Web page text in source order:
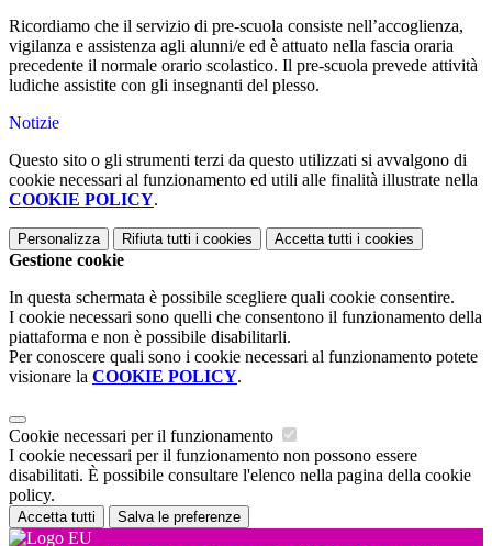
Ricordiamo che il servizio di pre-scuola consiste nell’accoglienza,
vigilanza e assistenza agli alunni/e ed è attuato nella fascia oraria
precedente il normale orario scolastico. Il pre-scuola prevede attività
ludiche assistite con gli insegnanti del plesso.
Notizie
Questo sito o gli strumenti terzi da questo utilizzati si avvalgono di
cookie necessari al funzionamento ed utili alle finalità illustrate nella
COOKIE POLICY.
Personalizza Rifiuta tutti i cookies Accetta tutti i cookies
Gestione cookie
In questa schermata è possibile scegliere quali cookie consentire.
I cookie necessari sono quelli che consentono il funzionamento della
piattaforma e non è possibile disabilitarli.
Per conoscere quali sono i cookie necessari al funzionamento potete
visionare la COOKIE POLICY.
Cookie necessari per il funzionamento
I cookie necessari per il funzionamento non possono essere
disabilitati. È possibile consultare l'elenco nella pagina della cookie
policy.
Accetta tutti Salva le preferenze